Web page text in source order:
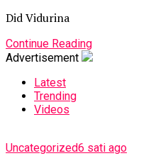
Did Vidurina
Continue Reading
Advertisement
Latest
Trending
Videos
Uncategorized6 sati ago